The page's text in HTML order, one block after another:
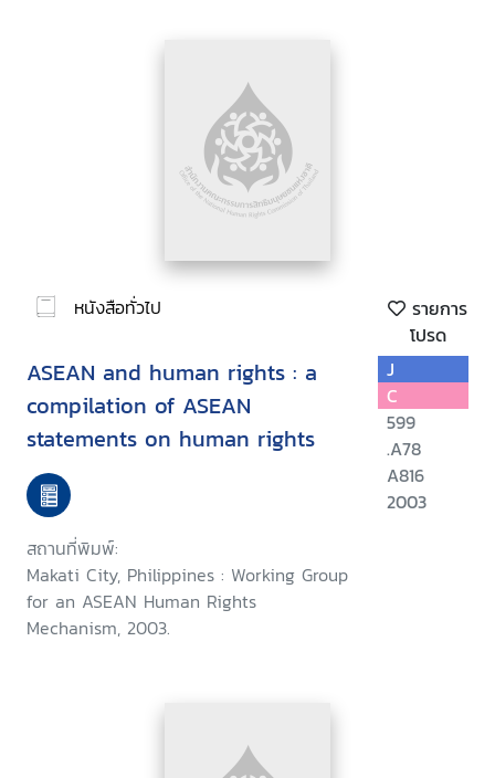
หนังสือทั่วไป
รายการ
โปรด
ASEAN and human rights : a
compilation of ASEAN
statements on human rights
สถานที่พิมพ์:
Makati City, Philippines : Working Group
for an ASEAN Human Rights
Mechanism, 2003.
J
C
599
.A78
A816
2003